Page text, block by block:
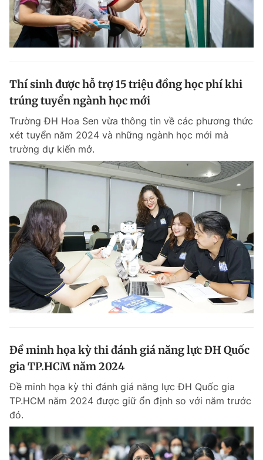
Thí sinh được hỗ trợ 15 triệu đồng học phí khi
trúng tuyển ngành học mới
Trường ĐH Hoa Sen vừa thông tin về các phương thức
xét tuyển năm 2024 và những ngành học mới mà
trường dự kiến mở.
Đề minh họa kỳ thi đánh giá năng lực ĐH Quốc
gia TP.HCM năm 2024
Đề minh họa kỳ thi đánh giá năng lực ĐH Quốc gia
TP.HCM năm 2024 được giữ ổn định so với năm trước
đó.